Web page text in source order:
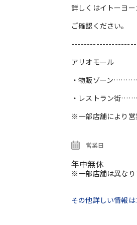
詳しくはイトーヨ
ご確認ください。
アリオモール
・物販ゾーン
・レストラン街
※一部店舗により営
営業日
年中無休
※一部店舗は異なり
その他詳しい情報は